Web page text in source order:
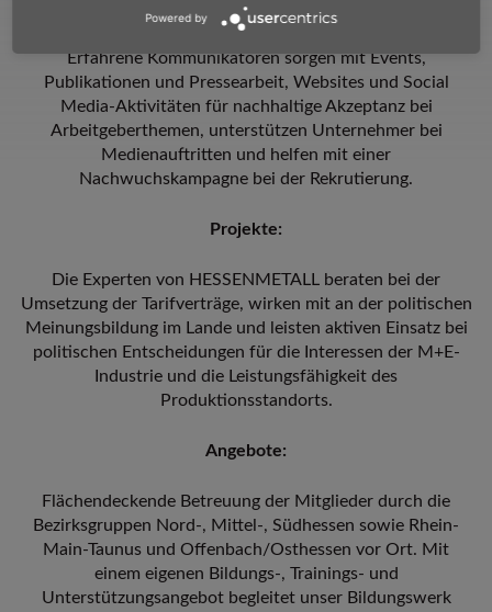
und sozialrechtlichen Fragen.
Erfahrene Kommunikatoren sorgen mit Events,
Publikationen und Pressearbeit, Websites und Social
Media-Aktivitäten für nachhaltige Akzeptanz bei
Arbeitgeberthemen, unterstützen Unternehmer bei
Medienauftritten und helfen mit einer
Nachwuchskampagne bei der Rekrutierung.
Projekte:
Die Experten von HESSEN­METALL beraten bei der
Umsetzung der Tarifverträge, wirken mit an der politischen
Meinungsbildung im Lande und leisten aktiven Einsatz bei
politischen Entscheidungen für die Interessen der M+E-
Industrie und die Leistungsfähigkeit des
Produktionsstandorts.
Angebote:
Flächendeckende Betreuung der Mitglieder durch die
Bezirksgruppen Nord-, Mittel-, Südhessen sowie Rhein-
Main-Taunus und Offenbach/Osthessen vor Ort. Mit
einem eigenen Bildungs-, Trainings- und
Unterstützungsangebot begleitet unser Bildungswerk
Powered by